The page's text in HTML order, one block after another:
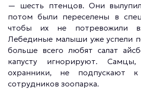
— шесть птенцов. Они
потом были переселены в
чтобы их не потревожили
Лебединые малыши уже успели
больше всего любят салат
капусту игнорируют.
охранники, не подпускают
сотрудников зоопарка.